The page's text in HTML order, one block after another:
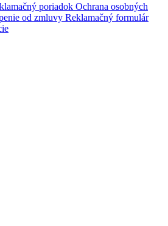
poriadok Ochrana osobných
od zmluvy Reklamačný formulár